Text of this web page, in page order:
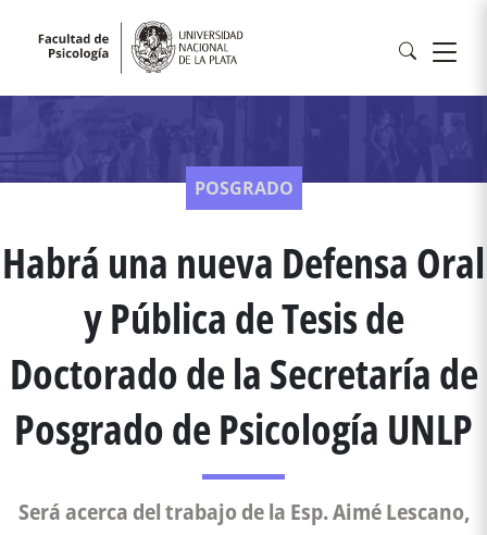
POSGRADO
Habrá una nueva Defensa Oral
y Pública de Tesis de
Doctorado de la Secretaría de
Posgrado de Psicología UNLP
Será acerca del trabajo de la Esp. Aimé Lescano,